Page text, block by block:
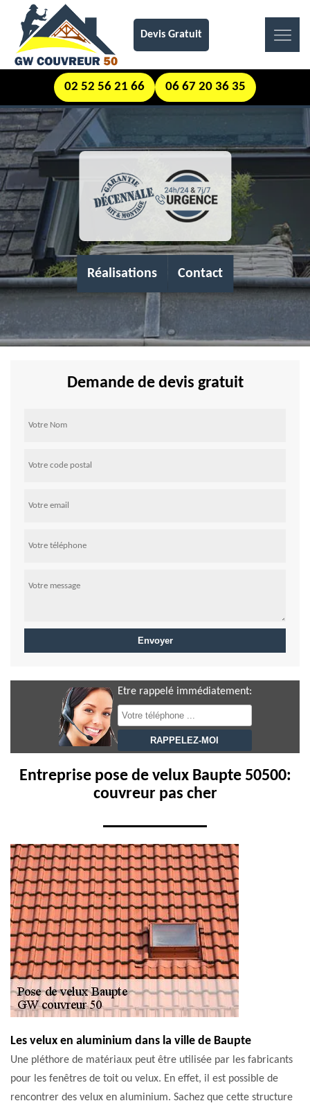
Devis Gratuit
02 52 56 21 66 06 67 20 36 35
Réalisations Contact
Demande de devis gratuit
Etre rappelé immédiatement:
Entreprise pose de velux Baupte 50500:
couvreur pas cher
Les velux en aluminium dans la ville de Baupte
Une pléthore de matériaux peut être utilisée par les fabricants
pour les fenêtres de toit ou velux. En effet, il est possible de
rencontrer des velux en aluminium. Sachez que cette structure